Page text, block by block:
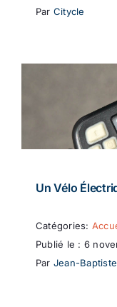
Par Citycle
Un Vélo
Catégories:
Publié le : 6
Par Jean-Baptiste